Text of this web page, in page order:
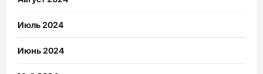
Июль 2024
Июнь 2024